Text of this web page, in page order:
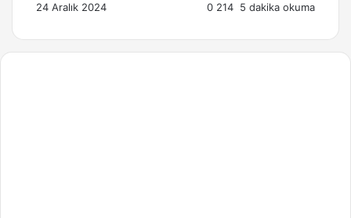
24 Aralık 2024 0 214 5 dakika okuma